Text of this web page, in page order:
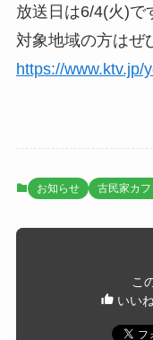
放送日は6/4(火)で
対象地域の方はぜ
https://www.ktv.jp/
お知らせ 古民家カ
こ
いい